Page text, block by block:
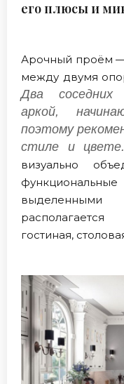
его плюсы и
Арочный проём
между двумя
Два соседних
аркой,
поэтому
стиле и цвете.
визуально
гостиная,